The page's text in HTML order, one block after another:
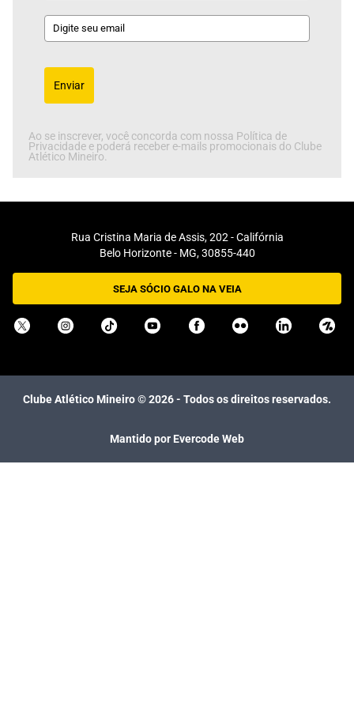
Enviar
Ao se inscrever, você concorda com nossa Política de
Privacidade e poderá receber e-mails promocionais do Clube
Atlético Mineiro.
Rua Cristina Maria de Assis, 202 - Califórnia
Belo Horizonte - MG, 30855-440
SEJA SÓCIO GALO NA VEIA
Clube Atlético Mineiro ©2026- Todos os direitos reservados.
Mantido por Evercode Web